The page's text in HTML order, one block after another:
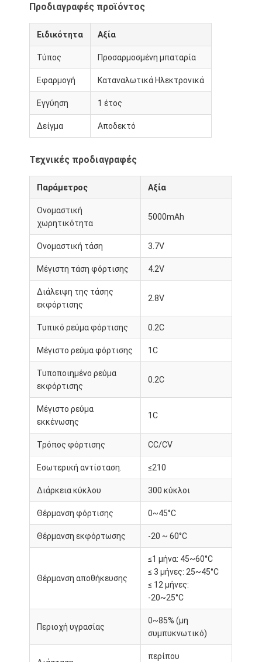
Προϊόντα
Βίντεο
Προδιαγραφές προϊόντος
Ειδικότητα Αξία
Τύπος Προσαρμοσμένη μπαταρία
Εφαρμογή Καταναλωτικά Ηλεκτρονικά
Εγγύηση 1 έτος
Δείγμα Αποδεκτό
Τεχνικές προδιαγραφές
Παράμετρος Αξία
Ονομαστική
χωρητικότητα
5000mAh
Ονομαστική τάση 3.7V
Μέγιστη τάση φόρτισης 4.2V
Διάλειψη της τάσης
εκφόρτισης
2.8V
Τυπικό ρεύμα φόρτισης 0.2C
Μέγιστο ρεύμα φόρτισης 1C
Τυποποιημένο ρεύμα
εκφόρτισης
0.2C
Μέγιστο ρεύμα
εκκένωσης
1C
Τρόπος φόρτισης CC/CV
Εσωτερική αντίσταση. ≤210
Διάρκεια κύκλου 300 κύκλοι
Θέρμανση φόρτισης 0~45°C
Θέρμανση εκφόρτωσης -20 ~ 60°C
Θέρμανση αποθήκευσης
≤1 μήνα: 45~60°C
≤ 3 μήνες: 25~45°C
≤ 12 μήνες:
-20~25°C
Περιοχή υγρασίας
0~85% (μη
συμπυκνωτικό)
περίπου